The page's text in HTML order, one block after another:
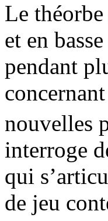
Le
et en
pendant
nouvelles
interroge
qui
de jeu